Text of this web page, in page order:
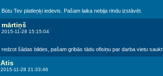
Būtu Tev platleņķi iedevis. Pašam laika nebija rindu izstāvēt.
mārtiņš
2015-11-28 15:15:04
redzot šādas bildes, pašam gribās tādu ofisiņu par darba vietu saukt
Atis
2015-11-28 21:33:46